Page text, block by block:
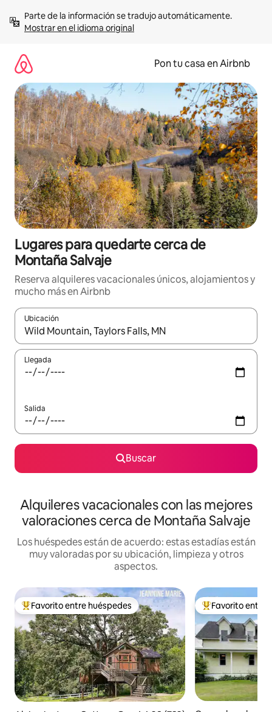
contenidoMostrar en el idioma original
Pon tu casa en Airbnb
Lugares para quedarte cerca de
Montaña Salvaje
Reserva alquileres vacacionales únicos, alojamientos y
mucho más en Airbnb
Ubicación
Cuando los resultados estén disponibles, navega con las
Llegada
Salida
Buscar
Alquileres vacacionales con las mejores
valoraciones cerca de Montaña Salvaje
Los huéspedes están de acuerdo: estas estadías están
muy valoradas por su ubicación, limpieza y otros
aspectos.
Favorito entre huéspedes preferido
Favorito entre huéspedes Favorito entre
Favorito entre